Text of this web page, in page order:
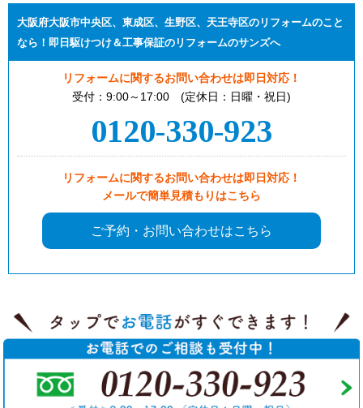
大阪府大阪市中央区、東成区、生野区、天王寺区のリフォームのこと
なら！即日駆けつけ＆工事保証のリフォームのサンズへ
リフォームに関するお問い合わせは即日対応！
受付：9:00～17:00 (定休日：日曜・祝日)
0120-330-923
リフォームに関するお問い合わせは即日対応！
メールで簡単見積もりはこちら
ご予約・お問い合わせはこちら